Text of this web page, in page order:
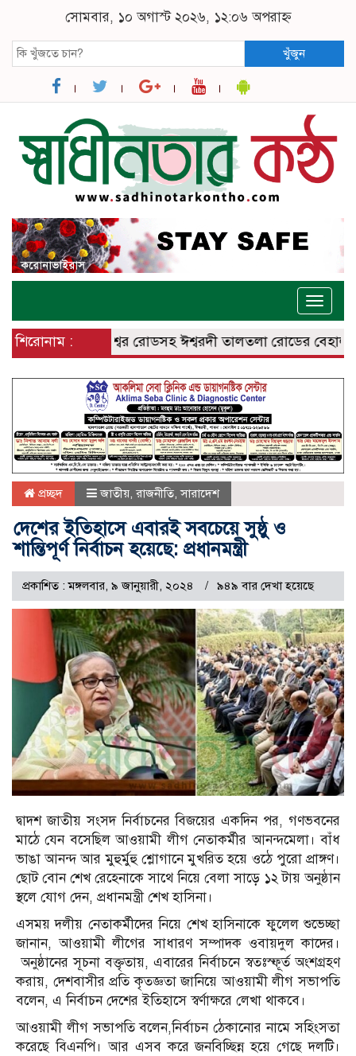
সোমবার, ১০ অগাস্ট ২০২৬, ১২:০৬ অপরাহ্ন
খুঁজুন
Toggle
শিরোনাম :– বানেশ্বর রোডসহ ঈশ্বরদী তালতলা রোডের বেহালদশা
প্রচ্ছদ জাতীয়, রাজনীতি,সারাদেশ
দেশের ইতিহাসে এবারই সবচেয়ে সুষ্ঠু ও
শান্তিপূর্ণ নির্বাচন হয়েছে: প্রধানমন্ত্রী
প্রকাশিত : মঙ্গলবার, ৯ জানুয়ারী, ২০২৪ ৯৪৯ বার দেখা হয়েছে
দ্বাদশ জাতীয় সংসদ নির্বাচনের বিজয়ের একদিন পর, গণভবনের
মাঠে যেন বসেছিল আওয়ামী লীগ নেতাকর্মীর আনন্দমেলা। বাঁধ
ভাঙা আনন্দ আর মুহুর্মুহু শ্লোগানে মুখরিত হয়ে ওঠে পুরো প্রাঙ্গণ।
ছোট বোন শেখ রেহেনাকে সাথে নিয়ে বেলা সাড়ে ১২ টায় অনুষ্ঠান
স্থলে যোগ দেন, প্রধানমন্ত্রী শেখ হাসিনা।
এসময় দলীয় নেতাকর্মীদের নিয়ে শেখ হাসিনাকে ফুলেল শুভেচ্ছা
জানান, আওয়ামী লীগের সাধারণ সম্পাদক ওবায়দুল কাদের।
অনুষ্ঠানের সূচনা বক্তৃতায়, এবারের নির্বাচনে স্বতঃস্ফূর্ত অংশগ্রহণ
করায়, দেশবাসীর প্রতি কৃতজ্ঞতা জানিয়ে আওয়ামী লীগ সভাপতি
বলেন, এ নির্বাচন দেশের ইতিহাসে স্বর্ণাক্ষরে লেখা থাকবে।
আওয়ামী লীগ সভাপতি বলেন,নির্বাচন ঠেকানোর নামে সহিংসতা
করেছে বিএনপি। আর এসব করে জনবিচ্ছিন্ন হয়ে গেছে দলটি।